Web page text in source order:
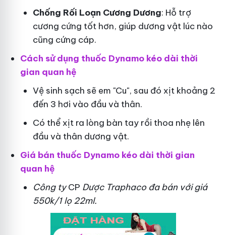
Chống Rối Loạn Cương Dương: Hỗ trợ
cương cứng tốt hơn, giúp dương vật lúc nào
cũng cứng cáp.
Cách sử dụng thuốc Dynamo kéo dài thời
gian quan hệ
Vệ sinh sạch sẽ em "Cu", sau đó xịt khoảng 2
đến 3 hơi vào đầu và thân.
Có thể xịt ra lòng bàn tay rồi thoa nhẹ lên
đầu và thân dương vật.
Giá bán thuốc Dynamo kéo dài thời gian
quan hệ
Công tyCP Dược Traphacođa bán với giá
550k/1 lọ 22ml.